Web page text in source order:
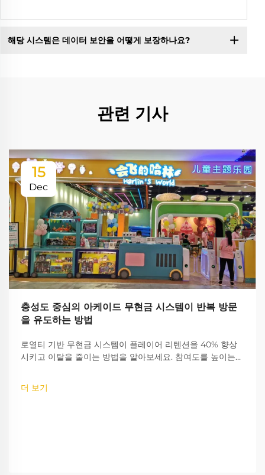
해당 시스템은 데이터 보안을 어떻게 보장하나요?
관련 기사
15
Dec
충성도 중심의 아케이드 무현금 시스템이 반복 방문
을 유도하는 방법
로열티 기반 무현금 시스템이 플레이어 리텐션을 40% 향상
시키고 이탈을 줄이는 방법을 알아보세요. 참여도를 높이는
더 보기